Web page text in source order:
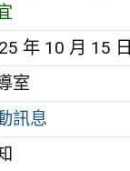
年 10 月 15 日
室
訊息